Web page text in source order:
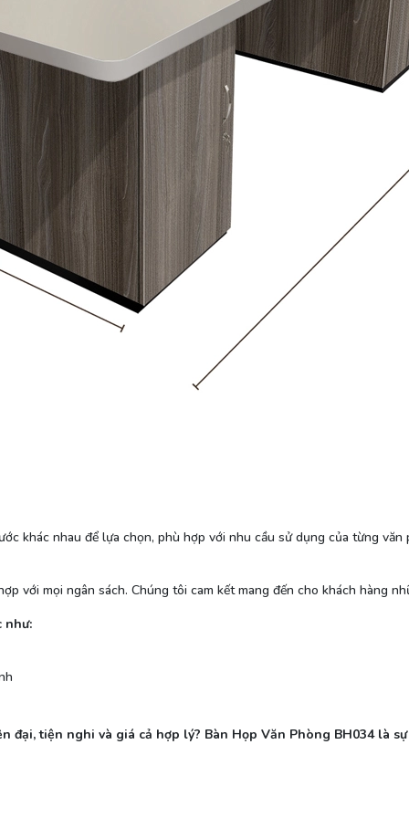
khác nhau để lựa chọn, phù hợp với nhu cầu sử dụng của từng
với mọi ngân sách. Chúng tôi cam kết mang đến cho khách hàng
như:
đại, tiện nghi và giá cả hợp lý? Bàn Họp Văn Phòng BH034 là